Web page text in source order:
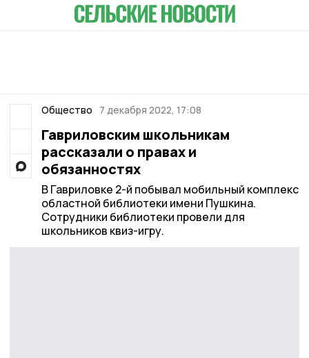
Общество 7 декабря 2022, 17:08
Гавриловским школьникам
рассказали о правах и
обязанностях
В Гавриловке 2-й побывал мобильный комплекс
областной библиотеки имени Пушкина.
Сотрудники библиотеки провели для
школьников квиз-игру.